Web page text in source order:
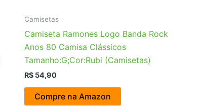
Camisetas
Camiseta Ramones Logo Banda Rock
Anos 80 Camisa Clássicos
Tamanho:G;Cor:Rubi (Camisetas)
R$ 54,90
Compre na Amazon